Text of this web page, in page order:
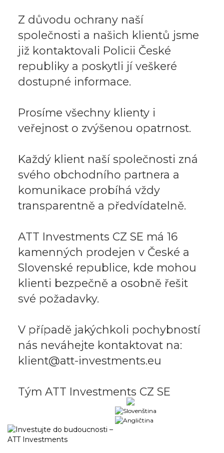
Z důvodu ochrany naší
společnosti a našich klientů jsme
již kontaktovali Policii České
republiky a poskytli jí veškeré
dostupné informace.
Prosíme všechny klienty i
veřejnost o zvýšenou opatrnost.
Každý klient naší společnosti zná
svého obchodního partnera a
komunikace probíhá vždy
transparentně a předvídatelně.
ATT Investments CZ SE má 16
kamenných prodejen v České a
Slovenské republice, kde mohou
klienti bezpečně a osobně řešit
své požadavky.
V případě jakýchkoli pochybností
nás neváhejte kontaktovat na:
klient@att-investments.eu
Tým ATT Investments CZ SE